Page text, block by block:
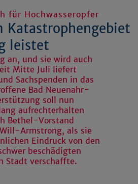
für Hochwasseropfer
Katastrophengebiet
leistet
an, und sie wird auch
Mitte Juli liefert
Sachspenden in das
Bad Neuenahr-
soll nun
aufrechterhalten
Bethel-Vorstand
Armstrong, als sie
Eindruck von den
beschädigten
Stadt verschaffte.